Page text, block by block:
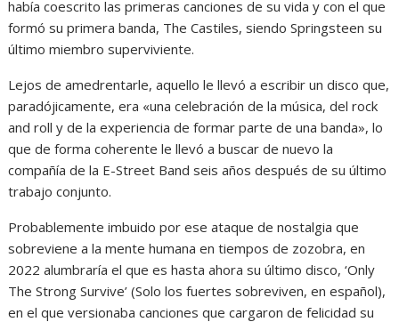
había coescrito las primeras canciones de su vida y con el que
formó su primera banda, The Castiles, siendo Springsteen su
último miembro superviviente.
Lejos de amedrentarle, aquello le llevó a escribir un disco que,
paradójicamente, era «una celebración de la música, del rock
and roll y de la experiencia de formar parte de una banda», lo
que de forma coherente le llevó a buscar de nuevo la
compañía de la E-Street Band seis años después de su último
trabajo conjunto.
Probablemente imbuido por ese ataque de nostalgia que
sobreviene a la mente humana en tiempos de zozobra, en
2022 alumbraría el que es hasta ahora su último disco, ‘Only
The Strong Survive’ (Solo los fuertes sobreviven, en español),
en el que versionaba canciones que cargaron de felicidad su